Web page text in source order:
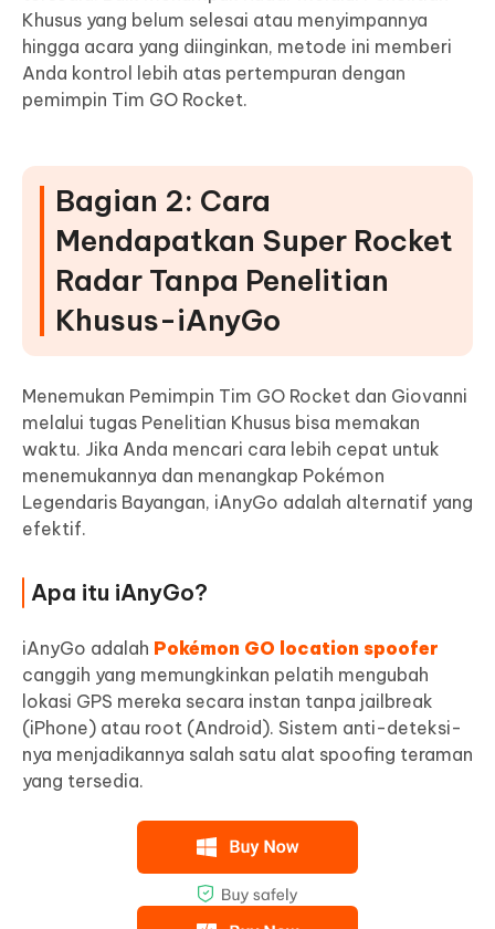
Khusus yang belum selesai atau menyimpannya
hingga acara yang diinginkan, metode ini memberi
Anda kontrol lebih atas pertempuran dengan
pemimpin Tim GO Rocket.
Bagian 2: Cara
Mendapatkan Super Rocket
Radar Tanpa Penelitian
Khusus-iAnyGo
Menemukan Pemimpin Tim GO Rocket dan Giovanni
melalui tugas Penelitian Khusus bisa memakan
waktu. Jika Anda mencari cara lebih cepat untuk
menemukannya dan menangkap Pokémon
Legendaris Bayangan, iAnyGo adalah alternatif yang
efektif.
Apa itu iAnyGo?
iAnyGo adalah Pokémon GO location spoofer
canggih yang memungkinkan pelatih mengubah
lokasi GPS mereka secara instan tanpa jailbreak
(iPhone) atau root (Android). Sistem anti-deteksi-
nya menjadikannya salah satu alat spoofing teraman
yang tersedia.